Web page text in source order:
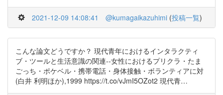
2021-12-09 14:08:41 @kumagaikazuhimi (投稿一覧)
こんな論文どうですか？ 現代青年におけるインタラクティ
ブ・ツールと生活意識の関連--女性におけるプリクラ・たま
ごっち・ポケベル・携帯電話・身体接触・ボランティアに対
(白井 利明ほか),1999 https://t.co/vJmI5OZot2 現代青…